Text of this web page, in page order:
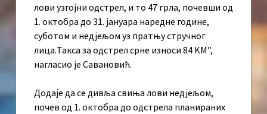
лови узгојни одстрел, и то 47 грла, почевши од
1. октобра до 31. јануара наредне године,
суботом и недјељом уз пратњу стручног
лица.Такса за одстрел срне износи 84 KМ”,
нагласио је Савановић.
Додаје да се дивља свиња лови недјељом,
почев од 1. октобра до одстрела планираних